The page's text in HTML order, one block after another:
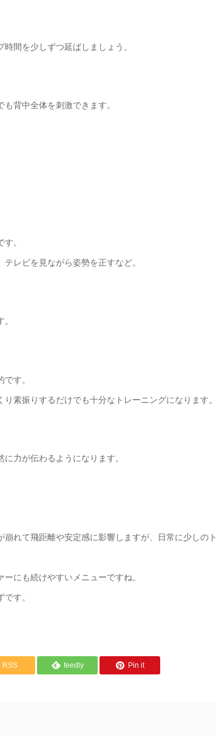
間を少しずつ延ばしましょう。
背中全体を刺激できます。
。
レビを見ながら姿勢を正すなど。
す。
素振りするだけでも十分なトレーニングになります。
力が伝わるようになります。
れて飛距離や安定感に影響しますが、日常に少しのト
にも続けやすいメニューですね。
す。
RSS feedly Pin it